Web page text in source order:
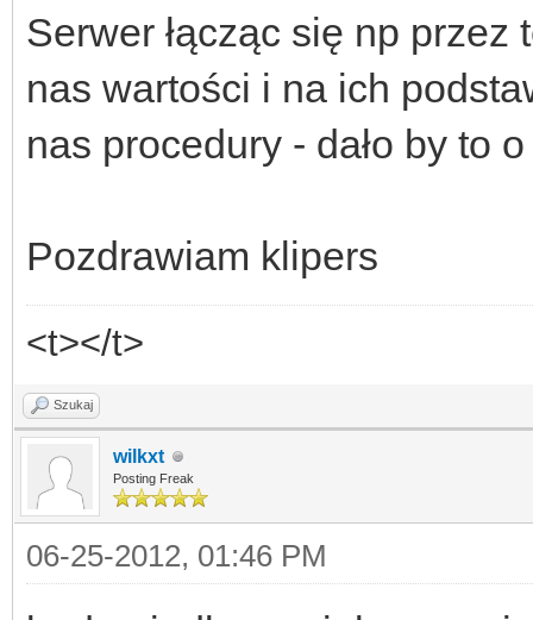
Serwer łącząc się np przez
nas wartości i na ich
nas procedury - dało by to
Pozdrawiam klipers
<t></t>
Szukaj
wilkxt
Posting Freak
06-25-2012, 01:46 PM